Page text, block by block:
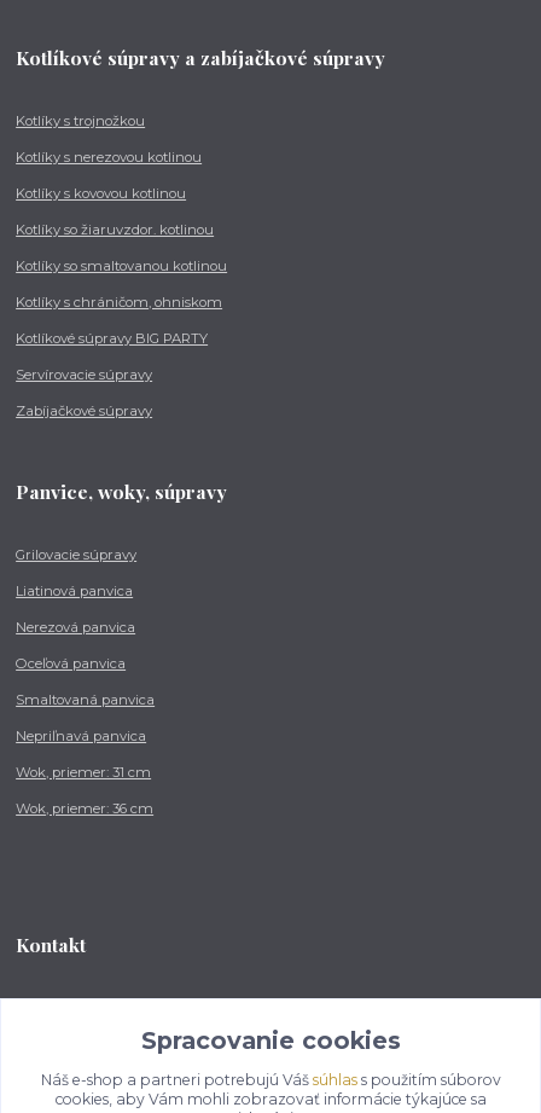
Kotlíkové súpravy a zabíjačkové súpravy
Kotlíky s trojnožkou
Kotlíky s nerezovou kotlinou
Kotlíky s kovovou kotlinou
Kotlíky so žiaruvzdor. kotlinou
Kotlíky so smaltovanou kotlinou
Kotlíky s chráničom, ohniskom
Kotlíkové súpravy BIG PARTY
Servírovacie súpravy
Zabíjačkové súpravy
Panvice, woky, súpravy
Grilovacie súpravy
Liatinová panvica
Nerezová panvica
Oceľová panvica
Smaltovaná panvica
Nepriľnavá panvica
Wok, priemer: 31 cm
Wok, priemer: 36 cm
Kontakt
od 8:00 - do 16:00 hod
info@kotlikovesupravy.sk
Spracovanie cookies
Náš e-shop a partneri potrebujú Váš súhlass použitím súborov
cookies, aby Vám mohli zobrazovať informácie týkajúce sa